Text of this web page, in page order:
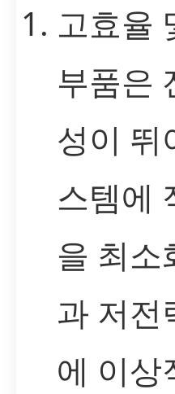
고효율
부품은
성이 뛰
스템에
을 최소
과 저전
에 이상